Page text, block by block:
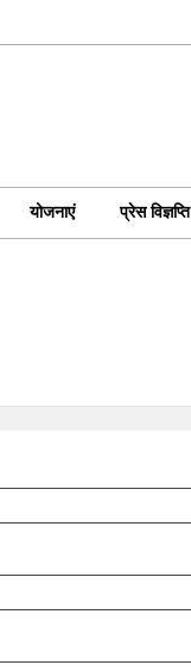
योजनाएं प्रेस विज्ञप्ति